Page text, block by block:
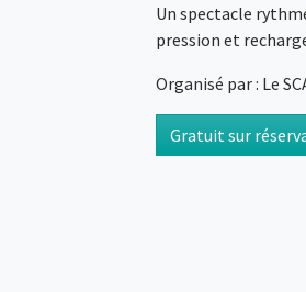
Un spectacle
pression et
Organisé par : Le
Gratuit sur